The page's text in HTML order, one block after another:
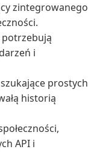
zintegrowanego
i
prostych
historią
API i